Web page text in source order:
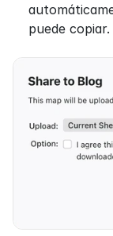
puede copiar.